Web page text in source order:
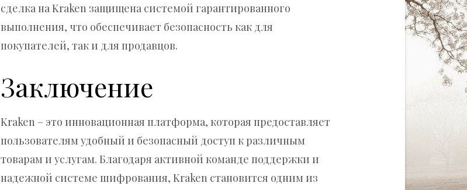
сделка на Kraken защищена системой гарантированного
выполнения, что обеспечивает безопасность как для
покупателей, так и для продавцов.
Заключение
Kraken – это инновационная платформа, которая предоставляет
пользователям удобный и безопасный доступ к различным
товарам и услугам. Благодаря активной команде поддержки и
надежной системе шифрования, Kraken становится одним из